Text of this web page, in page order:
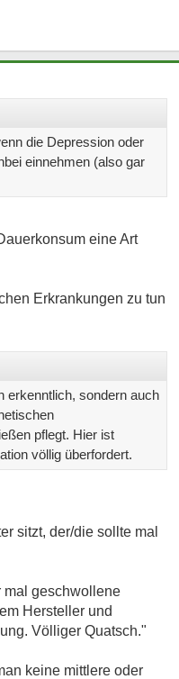
die Depression oder
einnehmen (also gar
eine Art
Erkrankungen zu tun
erkenntlich, sondern auch
pflegt. Hier ist
völlig überfordert.
sitzt, der/die sollte mal
mal geschwollene
Hersteller und
Völliger Quatsch."
keine mittlere oder